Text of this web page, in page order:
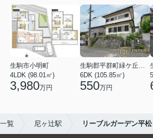
生駒市小明町
4LDK (98.01㎡)
3,980万円
生駒郡平群町緑ケ丘５丁目
6DK (105.85㎡)
550万円
覧 尼ヶ辻駅 リーブルガーデン平